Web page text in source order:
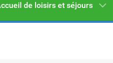
de loisirs et séjours